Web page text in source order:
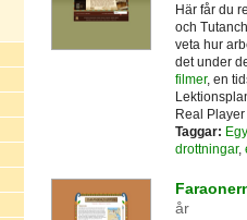
Här får du
och
veta hur
det under
filmer, en
Real
Taggar:
drottningar,
år